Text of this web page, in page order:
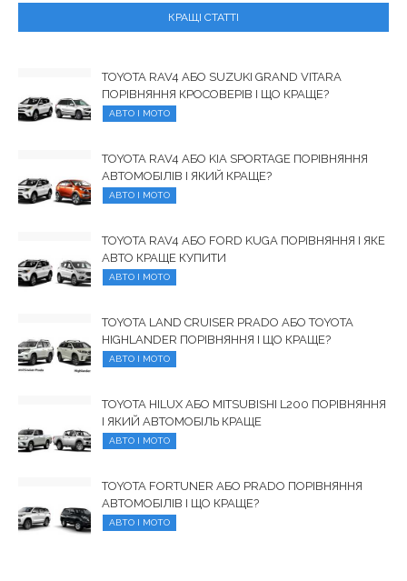
КРАЩІ СТАТТІ
TOYOTA RAV4 АБО SUZUKI GRAND VITARA
ПОРІВНЯННЯ КРОСОВЕРІВ І ЩО КРАЩЕ?
АВТО І МОТО
TOYOTA RAV4 АБО KIA SPORTAGE ПОРІВНЯННЯ
АВТОМОБІЛІВ І ЯКИЙ КРАЩЕ?
АВТО І МОТО
TOYOTA RAV4 АБО FORD KUGA ПОРІВНЯННЯ І ЯКЕ
АВТО КРАЩЕ КУПИТИ
АВТО І МОТО
TOYOTA LAND CRUISER PRADO АБО TOYOTA
HIGHLANDER ПОРІВНЯННЯ І ЩО КРАЩЕ?
АВТО І МОТО
TOYOTA HILUX АБО MITSUBISHI L200 ПОРІВНЯННЯ
І ЯКИЙ АВТОМОБІЛЬ КРАЩЕ
АВТО І МОТО
TOYOTA FORTUNER АБО PRADO ПОРІВНЯННЯ
АВТОМОБІЛІВ І ЩО КРАЩЕ?
АВТО І МОТО